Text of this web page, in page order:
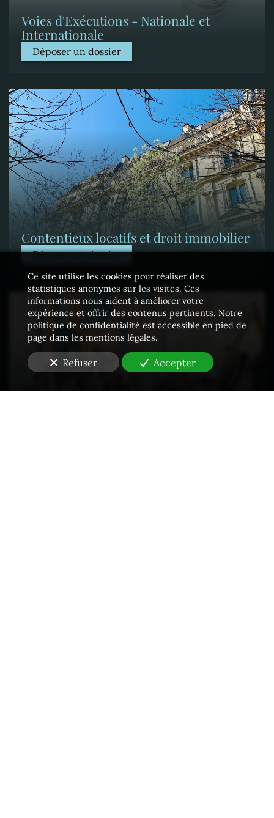
Voies d'Exécutions - Nationale et
Internationale
Déposer un dossier
Contentieux locatifs et droit immobilier
Déposer un dossier
Ce site utilise les cookies pour réaliser des
statistiques anonymes sur les visites. Ces
informations nous aident à améliorer votre
expérience et offrir des contenus pertinents. Notre
politique de confidentialité est accessible en pied de
page dans les mentions légales.
Refuser Accepter